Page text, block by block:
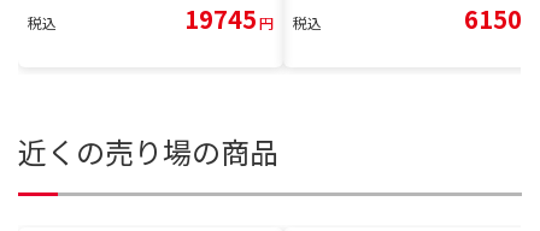
税込 19745円 税込 6150
近くの売り場の商品